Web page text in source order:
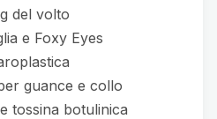
del volto
e Foxy Eyes
guance e collo
tossina botulinica